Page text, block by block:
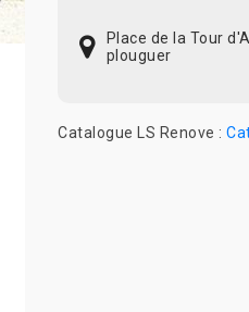
Place de la Tour
plouguer
Catalogue LS Renove :